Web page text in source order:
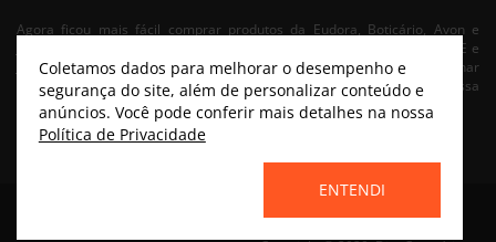
Agora ficou mais fácil comprar produtos da Eudora, Boticário, Avon e
Jequiti nas cidades de Recife/PE, Olinda/PE, Paulista/PE, Abreu e Lima/PE e
Jaboatão/PE. A nossa loja virtual possibilita ao usuário navegar, selecionar
e fazer pedido de Delivery no conforto da sua residência. Consulte nossa
condições de entrega.
Coletamos dados para melhorar o desempenho e
segurança do site, além de personalizar conteúdo e
anúncios. Você pode conferir mais detalhes na nossa
Política de Privacidade
ENTENDI